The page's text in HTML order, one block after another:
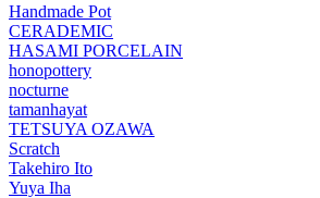
Handmade Pot
CERADEMIC
HASAMI PORCELAIN
honopottery
nocturne
tamanhayat
TETSUYA OZAWA
Scratch
Takehiro Ito
Yuya Iha